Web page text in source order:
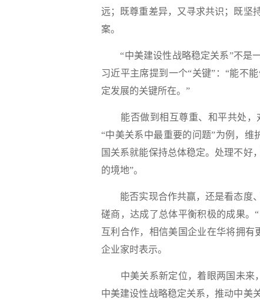
远；既尊重差异，又寻求共识；既坚
案。
“中美建设性战略稳定关系”不是一
习近平主席提到一个“关键”：“能不
定发展的关键所在。”
能否做到相互尊重、和平共处，
“中美关系中最重要的问题”为例，
国关系就能保持总体稳定。处理不好
的境地”。
能否实现合作共赢，还是看态度、
磋商，达成了总体平衡积极的成果。
互利合作，相信美国企业在华将拥有
企业家时表示。
中美关系新定位，着眼两国未来
中美建设性战略稳定关系，推动中美